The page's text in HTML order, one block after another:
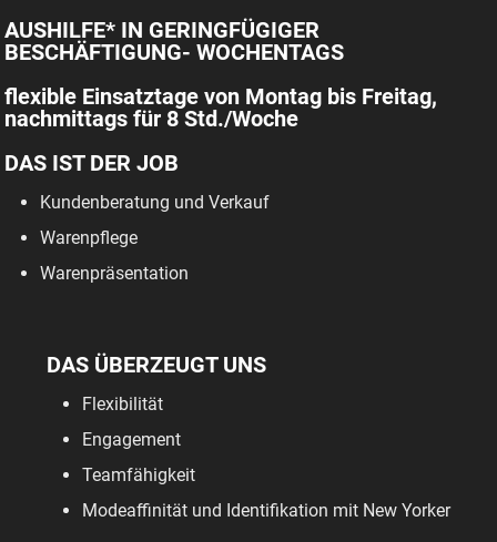
AUSHILFE* IN GERINGFÜGIGER
BESCHÄFTIGUNG- WOCHENTAGS
flexible Einsatztage von Montag bis Freitag,
nachmittags für 8 Std./Woche
DAS IST DER JOB
Kundenberatung und Verkauf
Warenpflege
Warenpräsentation
DAS ÜBERZEUGT UNS
Flexibilität
Engagement
Teamfähigkeit
Modeaffinität und Identifikation mit New Yorker